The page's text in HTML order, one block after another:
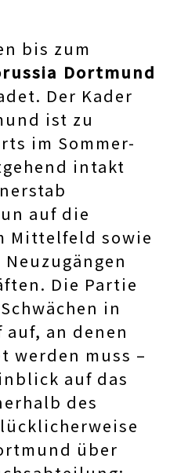
bis zum
Dortmund
Der Kader
ist zu
im Sommer-
intakt
auf die
Mittelfeld sowie
Die Partie
in
an denen
werden muss –
auf das
des
über